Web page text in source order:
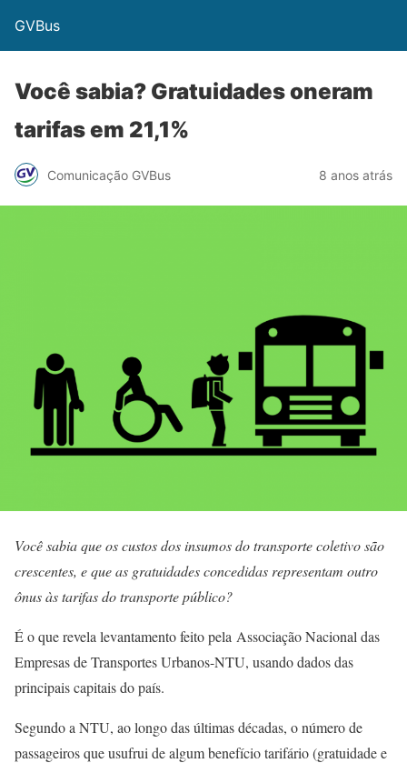
GVBus
Você sabia? Gratuidades oneram
tarifas em 21,1%
Comunicação GVBus 8 anos atrás
Você sabia que os custos dos insumos do transporte coletivo são
crescentes, e que as gratuidades concedidas representam outro
ônus às tarifas do transporte público?
É o que revela levantamento feito pela Associação Nacional das
Empresas de Transportes Urbanos-NTU, usando dados das
principais capitais do país.
Segundo a NTU, ao longo das últimas décadas, o número de
passageiros que usufrui de algum benefício tarifário (gratuidade e